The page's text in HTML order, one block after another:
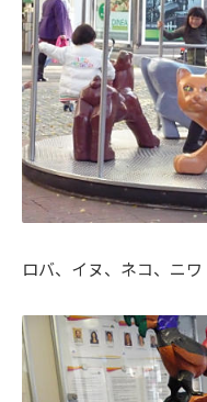
ロバ、イヌ、ネコ、ニワ